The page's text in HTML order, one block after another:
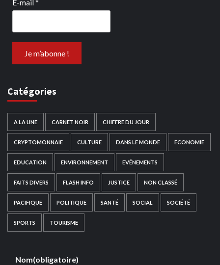
E-mail*
Catégories
A LA UNE CARNET NOIR CHIFFRE DU JOUR
CRYPTOMONNAIE CULTURE DANS LE MONDE ECONOMIE
EDUCATION ENVIRONNEMENT EVÉNEMENTS
FAITS DIVERS FLASH INFO JUSTICE NON CLASSÉ
PACIFIQUE POLITIQUE SANTÉ SOCIAL SOCIÉTÉ
SPORTS TOURISME
Nom(obligatoire)